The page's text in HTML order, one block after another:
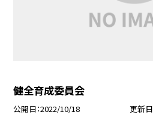
健全育成委員会
公開日 2022/10/18 更新日